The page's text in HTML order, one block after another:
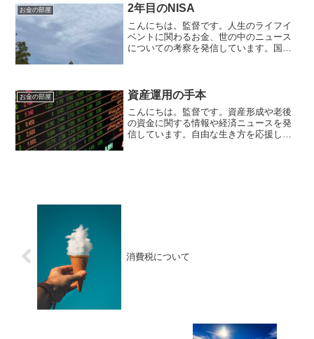
して資産形成...
お金の部屋 2年目のNISA
こんにちは。監督です。人生のライフイ
ベントに関わるお金、世の中のニュース
についての考察を発信しています。国家
ョンを含みます）。...
お金の部屋 資産運用の手本
こんにちは。監督です。資産形成や老後
の資金に関する情報や経済ニュースを発
信しています。自由な生き方を応援して
消費税について